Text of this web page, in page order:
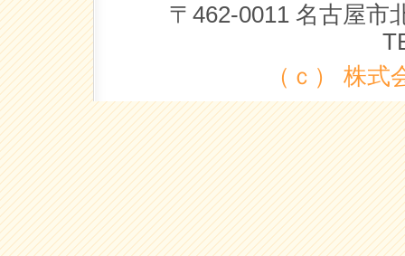
〒462-0011 名古屋市
（ｃ） 株